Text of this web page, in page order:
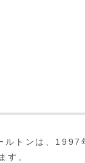
ルトンは、1997
す。